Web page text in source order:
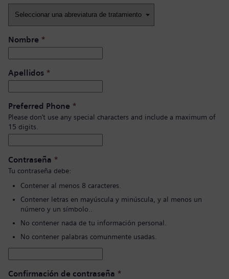
Nombre *
Apellidos *
Preferred Phone *
Please don’t use any special characters and include a maximum of
15 digits.
Contraseña *
Tu contraseña debe:
Contener al menos 8 caracteres.
Contener letras en mayúscula y minúscula, y al menos un
número y un símbolo..
No contener nada de tu información personal.
No contener palabras comunmente usadas.
Confirmación de contraseña *